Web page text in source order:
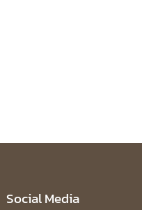
Social Media